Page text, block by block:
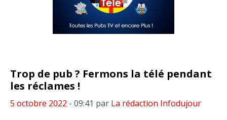
Trop de pub ? Fermons la télé pendant
les réclames !
5 octobre 2022 - 09:41 par La rédaction Infodujour